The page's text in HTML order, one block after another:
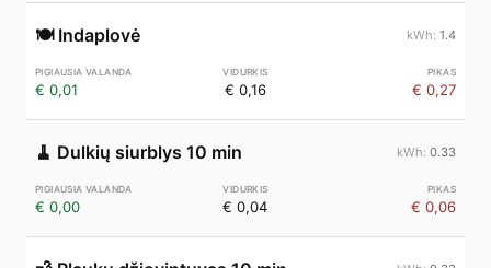
🍽️ Indaplovė 1.4
€ 0,01 € 0,16 € 0,27
🧹 Dulkių siurblys 10 min 0.33
€ 0,00 € 0,04 € 0,06